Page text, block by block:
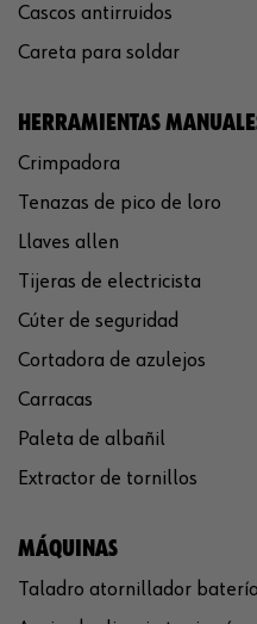
Cascos antirruidos
Careta para soldar
HERRAMIENTAS
Crimpadora
Tenazas de pico de loro
Llaves allen
Tijeras de electricista
Cúter de seguridad
Cortadora de azulejos
Carracas
Paleta de albañil
Extractor de tornillos
MÁQUINAS
Taladro atornillador batería